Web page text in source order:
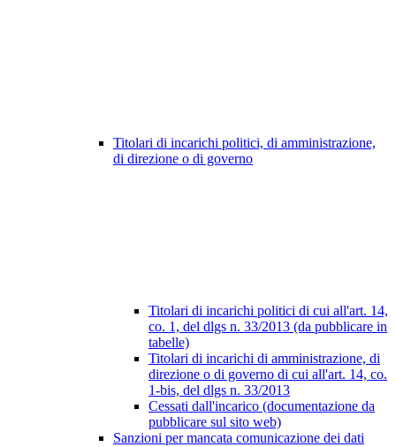
Titolari di incarichi politici, di amministrazione,
di direzione o di governo
Titolari di incarichi politici di cui all'art. 14,
co. 1, del dlgs n. 33/2013 (da pubblicare in
tabelle)
Titolari di incarichi di amministrazione, di
direzione o di governo di cui all'art. 14, co.
1-bis, del dlgs n. 33/2013
Cessati dall'incarico (documentazione da
pubblicare sul sito web)
Sanzioni per mancata comunicazione dei dati